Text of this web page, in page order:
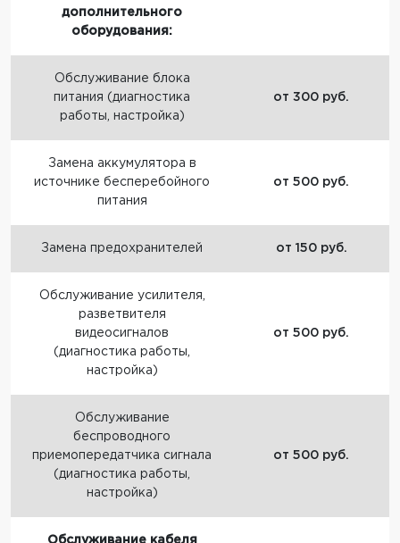
дополнительного
оборудования:
Обслуживание блока
питания (диагностика
работы, настройка)
от 300 руб.
Замена аккумулятора в
источнике бесперебойного
питания
от 500 руб.
Замена предохранителей от 150 руб.
Обслуживание усилителя,
разветвителя
видеосигналов
(диагностика работы,
настройка)
от 500 руб.
Обслуживание
беспроводного
приемопередатчика сигнала
(диагностика работы,
настройка)
от 500 руб.
Обслуживание кабеля